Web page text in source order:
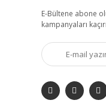
E-Bültene abone
kampanyaları